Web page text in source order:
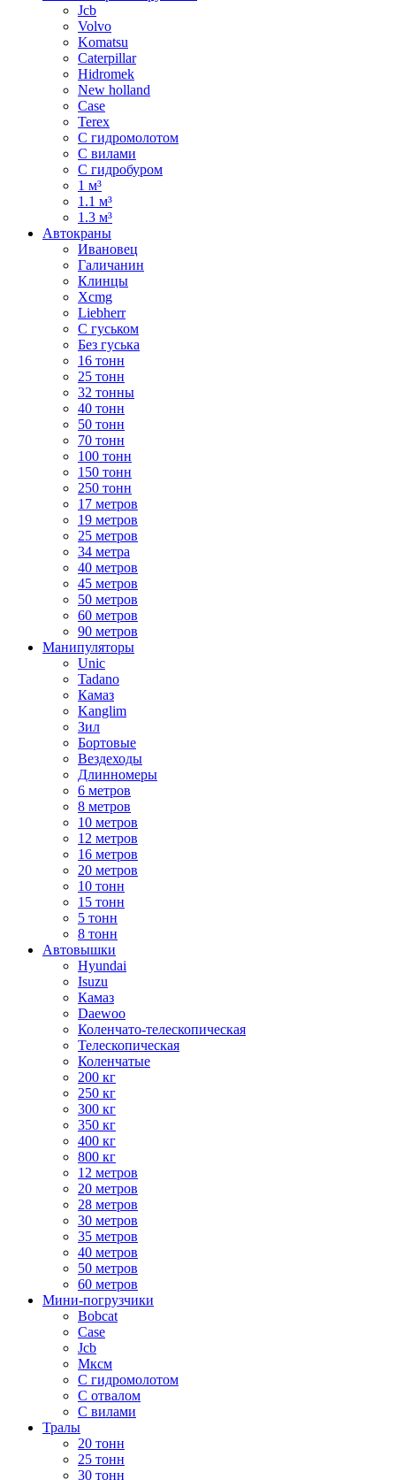
Jcb
Volvo
Komatsu
Caterpillar
Hidromek
New holland
Case
Terex
С гидромолотом
С вилами
С гидробуром
1 м³
1.1 м³
1.3 м³
Автокраны
Ивановец
Галичанин
Клинцы
Xcmg
Liebherr
С гуськом
Без гуська
16 тонн
25 тонн
32 тонны
40 тонн
50 тонн
70 тонн
100 тонн
150 тонн
250 тонн
17 метров
19 метров
25 метров
34 метра
40 метров
45 метров
50 метров
60 метров
90 метров
Манипуляторы
Unic
Tadano
Камаз
Kanglim
Зил
Бортовые
Вездеходы
Длинномеры
6 метров
8 метров
10 метров
12 метров
16 метров
20 метров
10 тонн
15 тонн
5 тонн
8 тонн
Автовышки
Hyundai
Isuzu
Камаз
Daewoo
Коленчато-телескопическая
Телескопическая
Коленчатые
200 кг
250 кг
300 кг
350 кг
400 кг
800 кг
12 метров
20 метров
28 метров
30 метров
35 метров
40 метров
50 метров
60 метров
Мини-погрузчики
Bobcat
Case
Jcb
Мксм
С гидромолотом
С отвалом
С вилами
Тралы
20 тонн
25 тонн
30 тонн